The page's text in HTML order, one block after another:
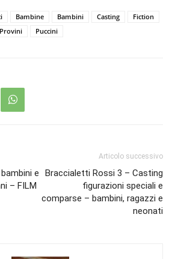
Bambine Bambini Casting
Fiction
Provini Puccini
e
– FILM
Articolo successivo
Braccialetti Rossi 3 – Casting
figurazioni speciali e
comparse – bambini, ragazzi e
neonati